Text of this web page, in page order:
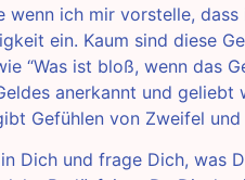
wenn ich mir vorstelle,
ein. Kaum sind diese
“Was ist bloß, wenn das
anerkannt und geliebt
Gefühlen von Zweifel
Dich und frage Dich, was